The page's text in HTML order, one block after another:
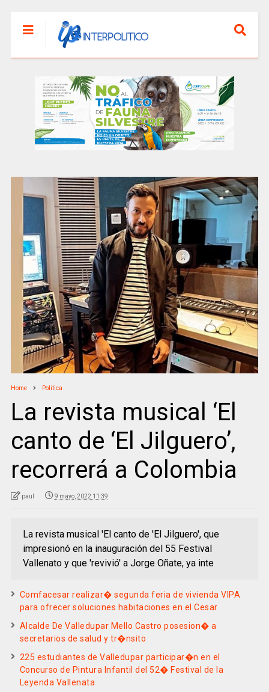
Home Politica
La revista musical ‘El
canto de ‘El Jilguero’,
recorrerá a Colombia
paul 9 mayo, 2022 11:39
La revista musical 'El canto de 'El Jilguero', que
impresionó en la inauguración del 55 Festival
Vallenato y que 'revivió' a Jorge Oñate, ya inte
Comfacesar realizar� segunda feria de vivienda VIPA
para ofrecer soluciones habitaciones en el Cesar
Alcalde De Valledupar Mello Castro posesion� a
secretarios de salud y tr�nsito
225 estudiantes de Valledupar participar�n en el
Concurso de Pintura Infantil del 52� Festival de la
Leyenda Vallenata